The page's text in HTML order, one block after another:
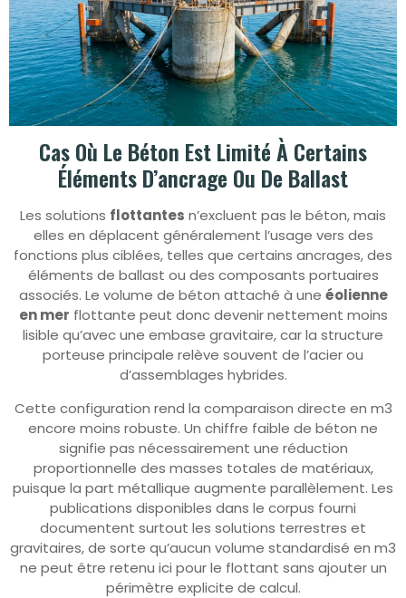
Cas Où Le Béton Est Limité À Certains
Éléments D’ancrage Ou De Ballast
Les solutions flottantes n’excluent pas le béton, mais
elles en déplacent généralement l’usage vers des
fonctions plus ciblées, telles que certains ancrages, des
éléments de ballast ou des composants portuaires
associés. Le volume de béton attaché à une éolienne
en mer flottante peut donc devenir nettement moins
lisible qu’avec une embase gravitaire, car la structure
porteuse principale relève souvent de l’acier ou
d’assemblages hybrides.
Cette configuration rend la comparaison directe en m3
encore moins robuste. Un chiffre faible de béton ne
signifie pas nécessairement une réduction
proportionnelle des masses totales de matériaux,
puisque la part métallique augmente parallèlement. Les
publications disponibles dans le corpus fourni
documentent surtout les solutions terrestres et
gravitaires, de sorte qu’aucun volume standardisé en m3
ne peut être retenu ici pour le flottant sans ajouter un
périmètre explicite de calcul.